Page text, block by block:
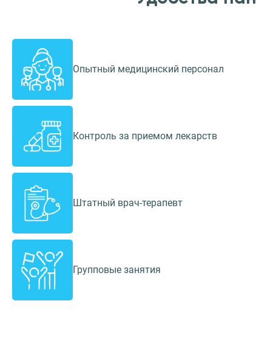
Опытный медицинский персонал
Контроль за приемом лекарств
Штатный врач-терапевт
Групповые занятия